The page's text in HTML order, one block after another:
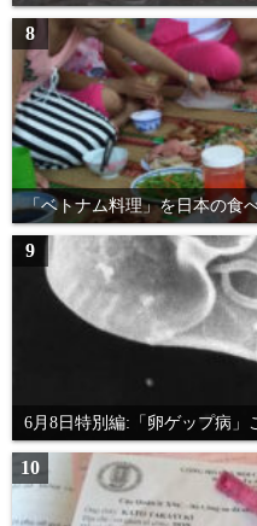
8
「ベトナム料理」を日本の食
9
6月8日特別編:「卵ゲップ病」
10